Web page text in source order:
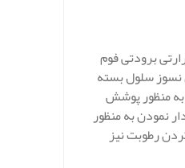
برودتی فوم
نسوز سلول بسته
منظور پوشش
نمودن به منظور
رطوبت نیز